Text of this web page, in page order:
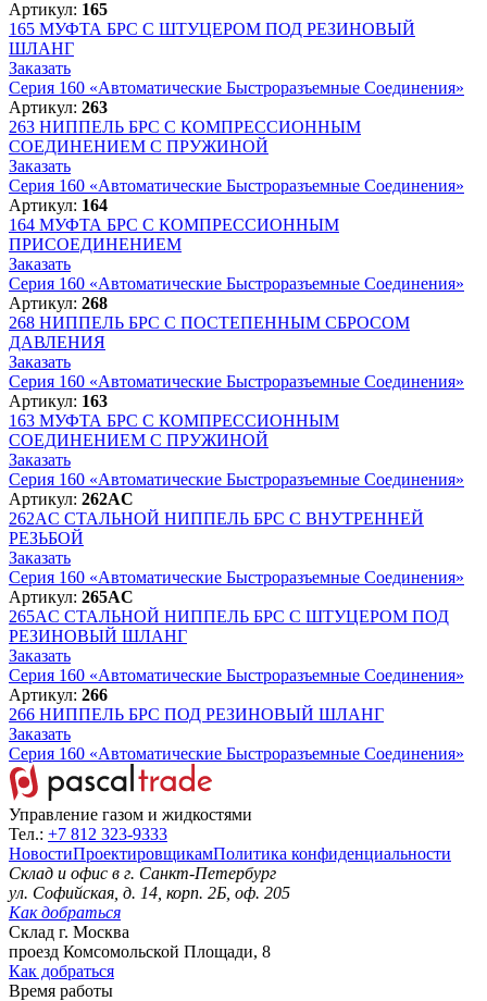
Артикул: 165
165 МУФТА БРС С ШТУЦЕРОМ ПОД РЕЗИНОВЫЙ
ШЛАНГ
Заказать
Серия 160 «Автоматические Быстроразъемные Соединения»
Артикул: 263
263 НИППЕЛЬ БРС С КОМПРЕССИОННЫМ
СОЕДИНЕНИЕМ С ПРУЖИНОЙ
Заказать
Серия 160 «Автоматические Быстроразъемные Соединения»
Артикул: 164
164 МУФТА БРС С КОМПРЕССИОННЫМ
ПРИСОЕДИНЕНИЕМ
Заказать
Серия 160 «Автоматические Быстроразъемные Соединения»
Артикул: 268
268 НИППЕЛЬ БРС С ПОСТЕПЕННЫМ СБРОСОМ
ДАВЛЕНИЯ
Заказать
Серия 160 «Автоматические Быстроразъемные Соединения»
Артикул: 163
163 МУФТА БРС С КОМПРЕССИОННЫМ
СОЕДИНЕНИЕМ С ПРУЖИНОЙ
Заказать
Серия 160 «Автоматические Быстроразъемные Соединения»
Артикул: 262AC
262AC СТАЛЬНОЙ НИППЕЛЬ БРС С ВНУТРЕННЕЙ
РЕЗЬБОЙ
Заказать
Серия 160 «Автоматические Быстроразъемные Соединения»
Артикул: 265AC
265AC СТАЛЬНОЙ НИППЕЛЬ БРС С ШТУЦЕРОМ ПОД
РЕЗИНОВЫЙ ШЛАНГ
Заказать
Серия 160 «Автоматические Быстроразъемные Соединения»
Артикул: 266
266 НИППЕЛЬ БРС ПОД РЕЗИНОВЫЙ ШЛАНГ
Заказать
Серия 160 «Автоматические Быстроразъемные Соединения»
Управление газом и жидкостями
Тел.: +7 812 323-9333
НовостиПроектировщикамПолитика конфиденциальности
Склад и офис в г. Санкт-Петербург
ул. Софийская, д. 14, корп. 2Б, оф. 205
Как добраться
Склад г. Москва
проезд Комсомольской Площади, 8
Как добраться
Время работы